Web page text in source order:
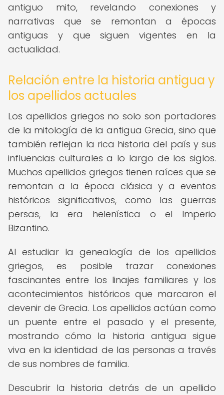
antiguo mito, revelando conexiones y
narrativas que se remontan a épocas
antiguas y que siguen vigentes en la
actualidad.
Relación entre la historia antigua y
los apellidos actuales
Los apellidos griegos no solo son portadores
de la mitología de la antigua Grecia, sino que
también reflejan la rica historia del país y sus
influencias culturales a lo largo de los siglos.
Muchos apellidos griegos tienen raíces que se
remontan a la época clásica y a eventos
históricos significativos, como las guerras
persas, la era helenística o el Imperio
Bizantino.
Al estudiar la genealogía de los apellidos
griegos, es posible trazar conexiones
fascinantes entre los linajes familiares y los
acontecimientos históricos que marcaron el
devenir de Grecia. Los apellidos actúan como
un puente entre el pasado y el presente,
mostrando cómo la historia antigua sigue
viva en la identidad de las personas a través
de sus nombres de familia.
Descubrir la historia detrás de un apellido